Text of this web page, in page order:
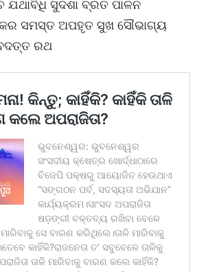
ଯଥାବିଧି ସୁଦଶା ବ୍ରତ ପାଳନ
ସମସ୍ତ ଅପହୃତ ସୁଖ ସୌଭାଗ୍ୟ
ରଥ